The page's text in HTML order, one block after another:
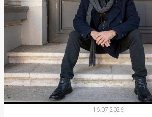
16.07.2026.